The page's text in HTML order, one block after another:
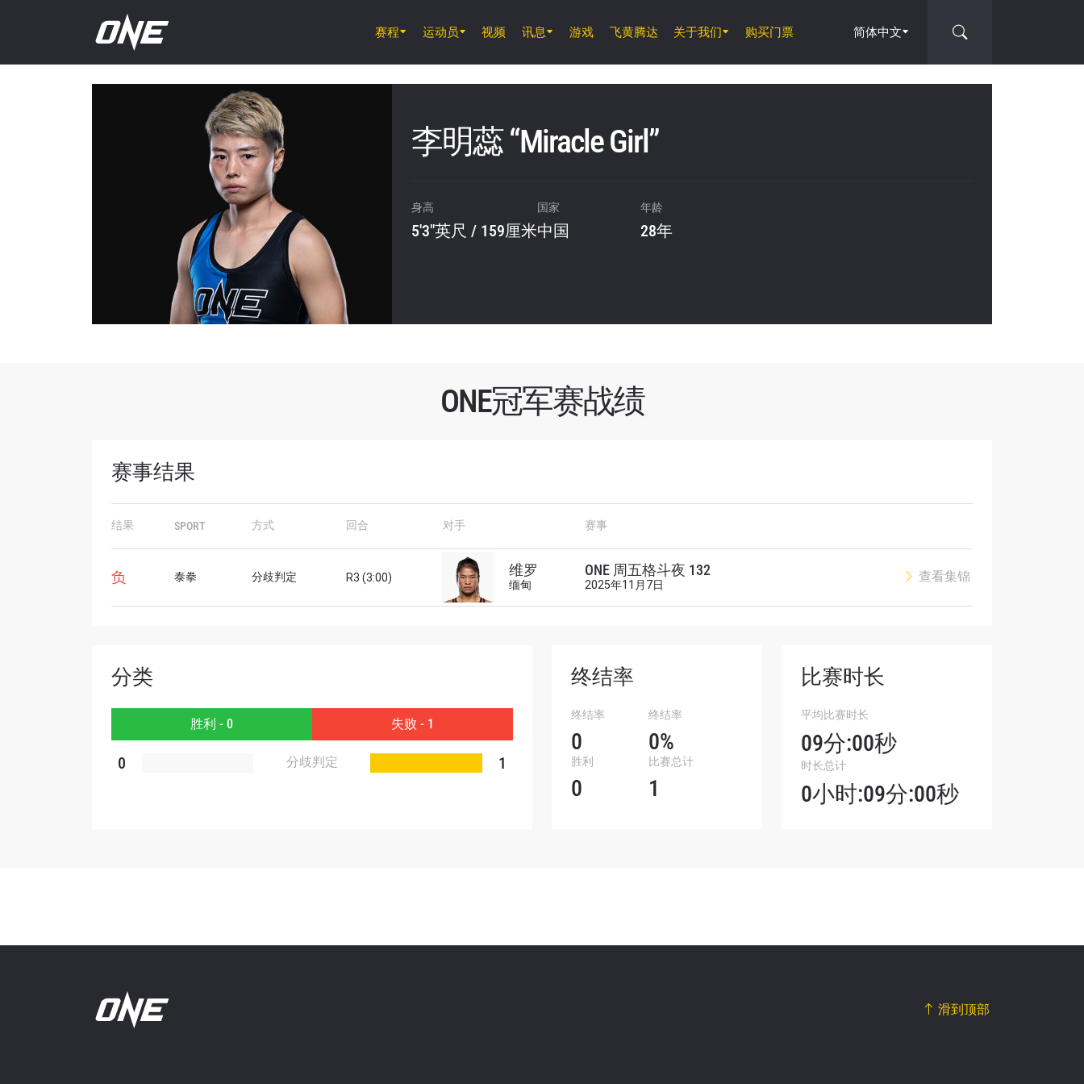
赛程 运动员 视频 讯息 游戏 飞黄腾达 关于我们 购买门票 简体中文
李明蕊 “Miracle Girl”
身高
5'3"英尺 / 159厘米
国家
中国
年龄
28年
ONE冠军赛战绩
赛事结果
结果 SPORT 方式 回合 对手 赛事
负 泰拳 分歧判定 R3 (3:00) 维罗
缅甸
ONE 周五格斗夜 132
2025年11月7日
查看集锦
分类
胜利 - 0 失败 - 1
0 分歧判定 1
终结率
终结率
0
终结率
0%
胜利
0
比赛总计
1
比赛时长
平均比赛时长
09分:00秒
时长总计
0小时:09分:00秒
滑到顶部
对手
浏览了解更多
福利以及优先机遇获得直播场次的最佳座位！
提交此表格签署弹出免责声明，即表示您同意我们的隐私政策，我们将收
集、使用和披露您的信息。您可以随时取消订阅这些信息。